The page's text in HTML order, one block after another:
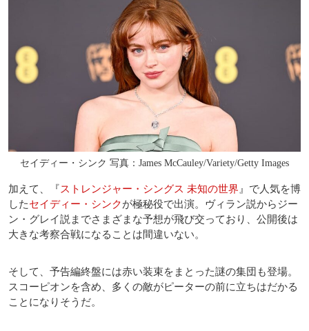
セイディー・シンク 写真：James McCauley/Variety/Getty Images
加えて、『ストレンジャー・シングス 未知の世界』で人気を博
したセイディー・シンクが極秘役で出演。ヴィラン説からジー
ン・グレイ説までさまざまな予想が飛び交っており、公開後は
大きな考察合戦になることは間違いない。
そして、予告編終盤には赤い装束をまとった謎の集団も登場。
スコーピオンを含め、多くの敵がピーターの前に立ちはだかる
ことになりそうだ。